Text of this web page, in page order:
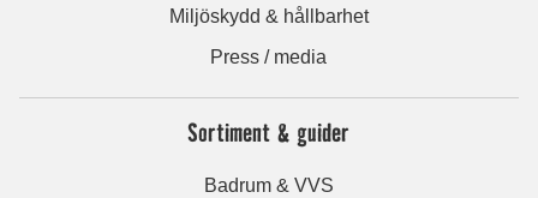
Miljöskydd & hållbarhet
Press / media
Sortiment & guider
Badrum & VVS